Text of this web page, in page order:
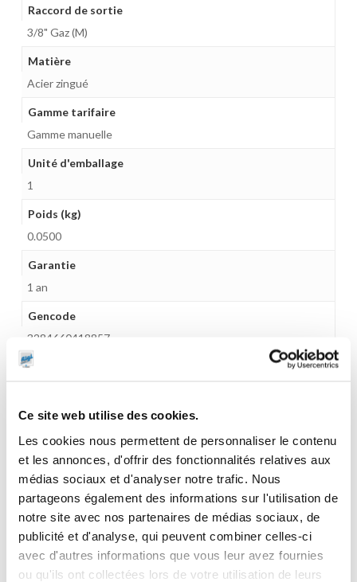
Ce site web utilise des cookies.
Les cookies nous permettent de personnaliser le contenu
et les annonces, d'offrir des fonctionnalités relatives aux
médias sociaux et d'analyser notre trafic. Nous
partageons également des informations sur l'utilisation de
notre site avec nos partenaires de médias sociaux, de
publicité et d'analyse, qui peuvent combiner celles-ci
avec d'autres informations que vous leur avez fournies
ou qu'ils ont collectées lors de votre utilisation de leurs
Raccord de sortie
3/8" Gaz (M)
Matière
Acier zingué
Gamme tarifaire
Gamme manuelle
Unité d'emballage
1
Poids (kg)
0.0500
Garantie
1 an
Gencode
3284660418857
INTERESSER